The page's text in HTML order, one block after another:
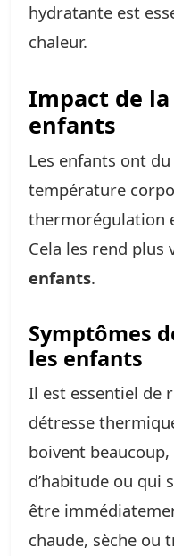
hydratante est
chaleur.
Impact de
enfants
Les enfants ont
température
thermorégulation
Cela les rend plus
enfants.
Symptômes
les enfants
Il est essentiel de
détresse
boivent
d’habitude ou qui
être
chaude, sèche ou